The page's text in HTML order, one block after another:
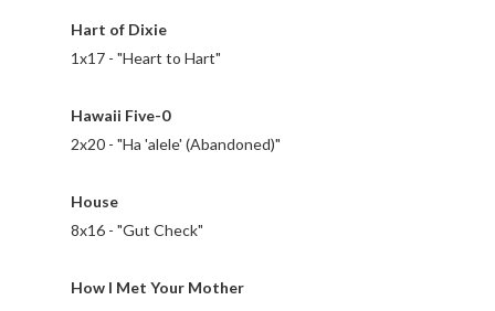
Hart of Dixie
1x17 - "Heart to Hart"
Hawaii Five-0
2x20 - "Ha 'alele' (Abandoned)"
House
8x16 - "Gut Check"
How I Met Your Mother